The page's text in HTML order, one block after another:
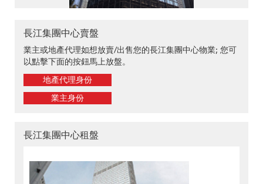
長江集團中心賣盤
業主或地產代理如想放賣/出售您的長江集團中心物業; 您可
以點擊下面的按鈕馬上放盤。
地產代理身份
業主身份
長江集團中心租盤